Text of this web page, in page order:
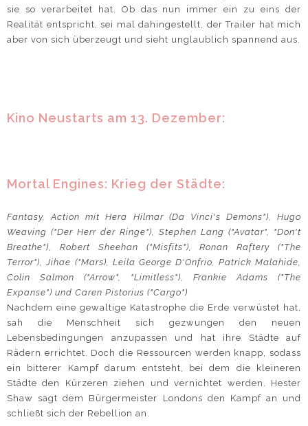
sie so verarbeitet hat. Ob das nun immer ein zu eins der
Realität entspricht, sei mal dahingestellt, der Trailer hat mich
aber von sich überzeugt und sieht unglaublich spannend aus.
Kino Neustarts am 13. Dezember:
Mortal Engines: Krieg der Städte:
Fantasy, Action mit Hera Hilmar (Da Vinci's Demons"), Hugo
Weaving ("Der Herr der Ringe"), Stephen Lang ("Avatar", "Don't
Breathe"), Robert Sheehan ("Misfits"), Ronan Raftery ("The
Terror"), Jihae ("Mars), Leila George D'Onfrio, Patrick Malahide,
Colin Salmon ("Arrow", "Limitless"), Frankie Adams ("The
Expanse") und Caren Pistorius ("Cargo")
Nachdem eine gewaltige Katastrophe die Erde verwüstet hat,
sah die Menschheit sich gezwungen den neuen
Lebensbedingungen anzupassen und hat ihre Städte auf
Rädern errichtet. Doch die Ressourcen werden knapp, sodass
ein bitterer Kampf darum entsteht, bei dem die kleineren
Städte den Kürzeren ziehen und vernichtet werden. Hester
Shaw sagt dem Bürgermeister Londons den Kampf an und
schließt sich der Rebellion an.